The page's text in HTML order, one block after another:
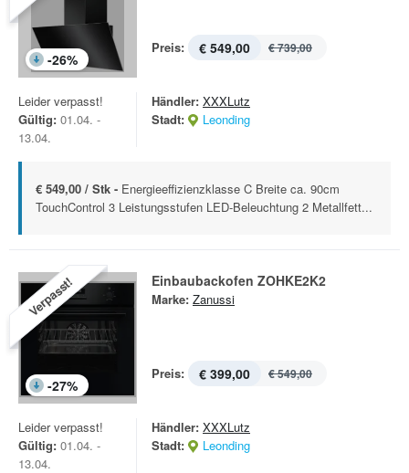
-26%
Preis: € 549,00 € 739,00
Leider verpasst!
Gültig: 01.04. -
13.04.
Händler: XXXLutz
Stadt:
Leonding
€ 549,00 / Stk - Energieeffizienzklasse C Breite ca. 90cm
TouchControl 3 Leistungsstufen LED-Beleuchtung 2 Metallfett...
Verpasst!
-27%
Einbaubackofen ZOHKE2K2
Marke: Zanussi
Preis: € 399,00 € 549,00
Leider verpasst!
Gültig: 01.04. -
13.04.
Händler: XXXLutz
Stadt:
Leonding